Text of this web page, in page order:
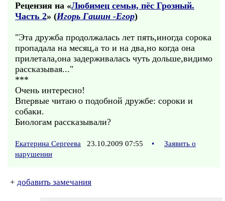
Рецензия на «Любимец семьи, пёс Грозный.
Часть 2» (Игорь Гашин -Егор)
"Эта дружба продолжалась лет пять,иногда сорока
пропадала на месяц,а то и на два,но когда она
прилетала,она задерживалась чуть дольше,видимо
рассказывая..."
***
Очень интересно!
Впервые читаю о подобной дружбе: сороки и
собаки.
Биологам рассказывали?
Екатерина Сергеева 23.10.2009 07:55 •
Заявить о
нарушении
+ добавить замечания